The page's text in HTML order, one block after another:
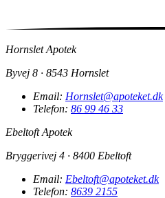
Hornslet Apotek
Byvej 8 · 8543 Hornslet
Email: Hornslet@apoteket.dk
Telefon: 86 99 46 33
Ebeltoft Apotek
Bryggerivej 4 · 8400 Ebeltoft
Email: Ebeltoft@apoteket.dk
Telefon: 8639 2155